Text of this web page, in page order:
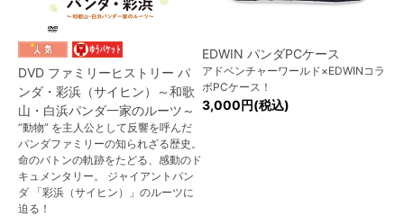
DVD ファミリーヒストリー パ
ンダ・彩浜（サイヒン）～和歌
山・白浜パンダ一家のルーツ～
“動物” を主人公として反響を呼んだ
パンダファミリーの知られざる歴史。
命のバトンの軌跡をたどる、感動のド
キュメンタリー。 ジャイアントパン
ダ 「彩浜（サイヒン）」のルーツに
迫る！
EDWIN パンダPCケース
アドベンチャーワールド×EDWINコラ
ボPCケース！
3,000円(税込)